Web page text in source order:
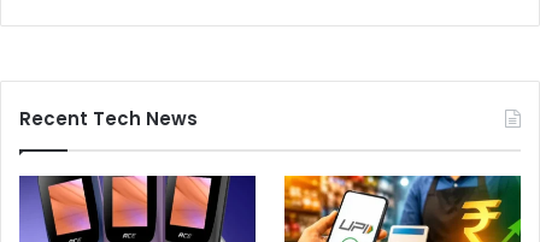
Recent Tech News